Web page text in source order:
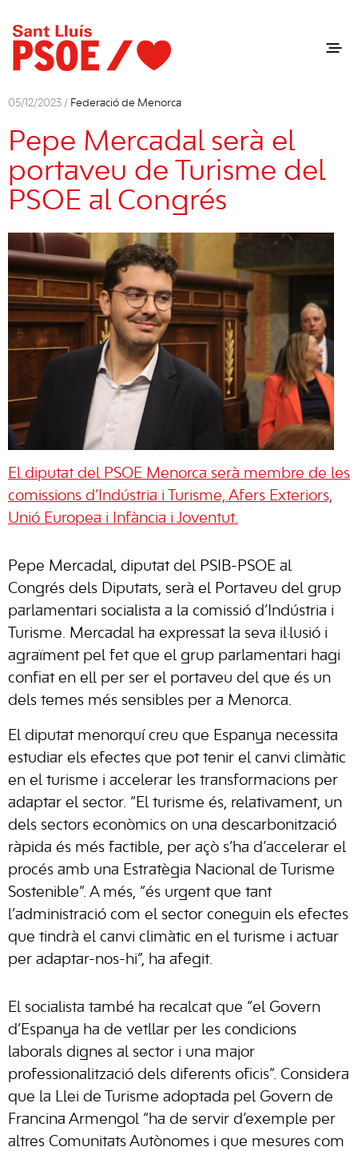
05/12/2023 / Federació de Menorca
Pepe Mercadal serà el
portaveu de Turisme del
PSOE al Congrés
El diputat del PSOE Menorca serà membre de les
comissions d’Indústria i Turisme, Afers Exteriors,
Unió Europea i Infància i Joventut.
Pepe Mercadal, diputat del PSIB-PSOE al
Congrés dels Diputats, serà el Portaveu del grup
parlamentari socialista a la comissió d’Indústria i
Turisme. Mercadal ha expressat la seva il·lusió i
agraïment pel fet que el grup parlamentari hagi
confiat en ell per ser el portaveu del que és un
dels temes més sensibles per a Menorca.
El diputat menorquí creu que Espanya necessita
estudiar els efectes que pot tenir el canvi climàtic
en el turisme i accelerar les transformacions per
adaptar el sector. “El turisme és, relativament, un
dels sectors econòmics on una descarbonització
ràpida és més factible, per açò s’ha d’accelerar el
procés amb una Estratègia Nacional de Turisme
Sostenible”. A més, “és urgent que tant
l’administració com el sector coneguin els efectes
que tindrà el canvi climàtic en el turisme i actuar
per adaptar-nos-hi”, ha afegit.
El socialista també ha recalcat que “el Govern
d’Espanya ha de vetllar per les condicions
laborals dignes al sector i una major
professionalització dels diferents oficis”. Considera
que la Llei de Turisme adoptada pel Govern de
Francina Armengol “ha de servir d’exemple per
altres Comunitats Autònomes i que mesures com